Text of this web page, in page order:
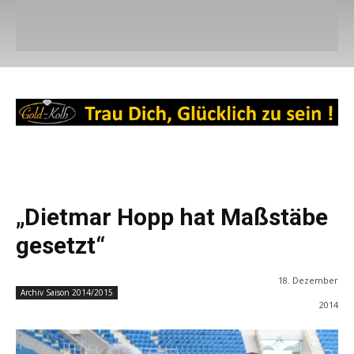
„Dietmar Hopp hat Maßstäbe
gesetzt“
Archiv Saison 2014/2015
18. Dezember
2014